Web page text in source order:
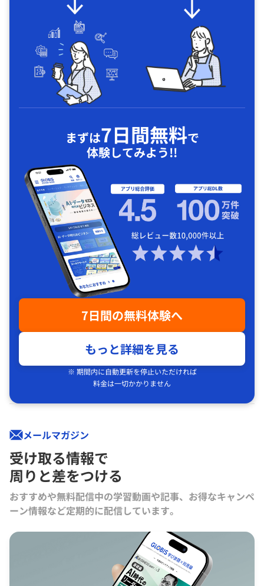
まずは7日間無料で
体験してみよう!!
7日間の無料体験へ
もっと詳細を見る
※ 期間内に自動更新を停止いただければ
料金は一切かかりません
メールマガジン
受け取る情報で
周りと差をつける
おすすめや無料配信中の学習動画や記事、お得なキャンペ
ーン情報など定期的に配信しています。